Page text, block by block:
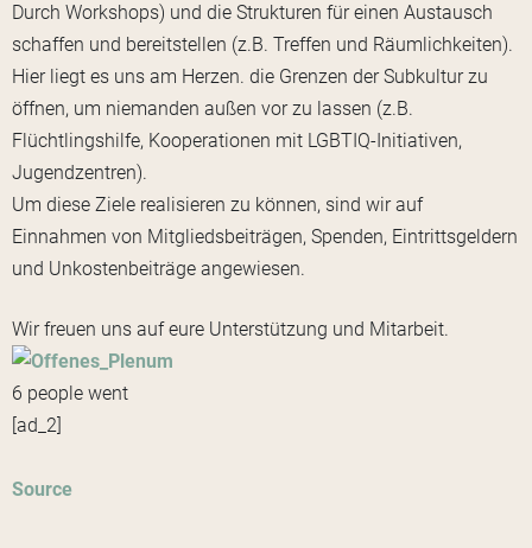
Durch Workshops) und die Strukturen für einen Austausch
schaffen und bereitstellen (z.B. Treffen und Räumlichkeiten).
Hier liegt es uns am Herzen. die Grenzen der Subkultur zu
öffnen, um niemanden außen vor zu lassen (z.B.
Flüchtlingshilfe, Kooperationen mit LGBTIQ-Initiativen,
Jugendzentren).
Um diese Ziele realisieren zu können, sind wir auf
Einnahmen von Mitgliedsbeiträgen, Spenden, Eintrittsgeldern
und Unkostenbeiträge angewiesen.
Wir freuen uns auf eure Unterstützung und Mitarbeit.
6 people went
[ad_2]
Source